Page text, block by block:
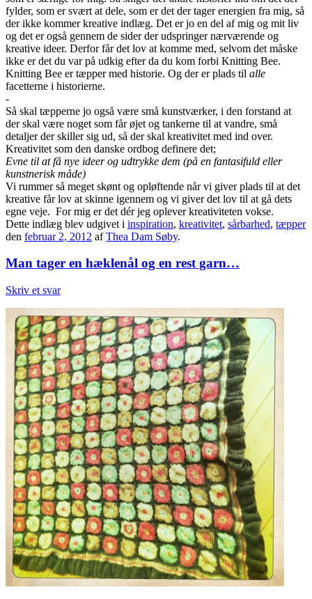
fylder, som er svært at dele, som er det der tager energien fra mig, så
der ikke kommer kreative indlæg. Det er jo en del af mig og mit liv
og det er også gennem de sider der udspringer nærværende og
kreative ideer. Derfor får det lov at komme med, selvom det måske
ikke er det du var på udkig efter da du kom forbi Knitting Bee.
Knitting Bee er tæpper med historie. Og der er plads til alle
facetterne i historierne.
-
Så skal tæpperne jo også være små kunstværker, i den forstand at
der skal være noget som får øjet og tankerne til at vandre, små
detaljer der skiller sig ud, så der skal kreativitet med ind over.
Kreativitet som den danske ordbog definere det;
Evne til at få nye ideer og udtrykke dem (på en fantasifuld eller
kunstnerisk måde)
Vi rummer så meget skønt og opløftende når vi giver plads til at det
kreative får lov at skinne igennem og vi giver det lov til at gå dets
egne veje. For mig er det dér jeg oplever kreativiteten vokse.
Dette indlæg blev udgivet i inspiration, kreativitet, sårbarhed, tæpper
den februar 2, 2012 afThea Dam Søby.
Man tager en hæklenål og en rest garn…
Skriv et svar